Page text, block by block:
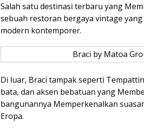
Salah satu destinasi terbaru yang
sebuah restoran bergaya vintage
modern kontemporer.
Braci by Matoa
Di luar, Braci tampak seperti
bata, dan aksen bebatuan yang
bangunannya Memperkenalkan
Eropa.